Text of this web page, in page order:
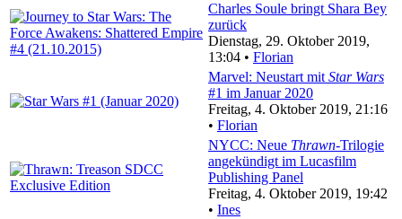
Charles Soule bringt Shara Bey
zurück
Dienstag, 29. Oktober 2019,
13:04 • Florian
Marvel: Neustart mit Star Wars
#1 im Januar 2020
Freitag, 4. Oktober 2019, 21:16
• Florian
NYCC: Neue Thrawn-Trilogie
angekündigt im Lucasfilm
Publishing Panel
Freitag, 4. Oktober 2019, 19:42
• Ines